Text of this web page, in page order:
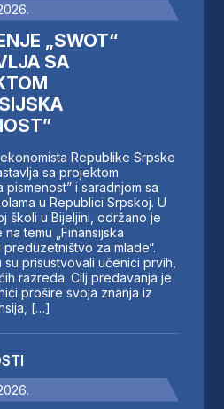
„SWOT“
SA
Republike Srpske
sa projektom
pismenost” i saradnjom sa
u Republici Srpskoj. U
školi u Bijeljini, održano je
temu „Finansijska
preduzetništvo za mlade“.
su prisustvovali učenici prvih,
razreda. Cilj predavanja je
prošire svoja znanja iz
[…]